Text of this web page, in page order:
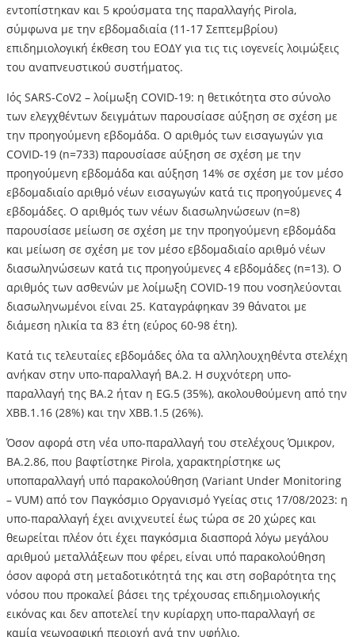
εντοπίστηκαν και 5 κρούσματα της παραλλαγής Pirola,
σύμφωνα με την εβδομαδιαία (11-17 Σεπτεμβρίου)
επιδημιολογική έκθεση του ΕΟΔΥ για τις τις ιογενείς λοιμώξεις
του αναπνευστικού συστήματος.
Ιός SARS-CoV2 – λοίμωξη COVID-19: η θετικότητα στο σύνολο
των ελεγχθέντων δειγμάτων παρουσίασε αύξηση σε σχέση με
την προηγούμενη εβδομάδα. Ο αριθμός των εισαγωγών για
COVID-19 (n=733) παρουσίασε αύξηση σε σχέση με την
προηγούμενη εβδομάδα και αύξηση 14% σε σχέση με τον μέσο
εβδομαδιαίο αριθμό νέων εισαγωγών κατά τις προηγούμενες 4
εβδομάδες. Ο αριθμός των νέων διασωληνώσεων (n=8)
παρουσίασε μείωση σε σχέση με την προηγούμενη εβδομάδα
και μείωση σε σχέση με τον μέσο εβδομαδιαίο αριθμό νέων
διασωληνώσεων κατά τις προηγούμενες 4 εβδομάδες (n=13). Ο
αριθμός των ασθενών με λοίμωξη COVID-19 που νοσηλεύονται
διασωληνωμένοι είναι 25. Καταγράφηκαν 39 θάνατοι με
διάμεση ηλικία τα 83 έτη (εύρος 60-98 έτη).
Κατά τις τελευταίες εβδομάδες όλα τα αλληλουχηθέντα στελέχη
ανήκαν στην υπο-παραλλαγή ΒΑ.2. Η συχνότερη υπο-
παραλλαγή της ΒΑ.2 ήταν η EG.5 (35%), ακολουθούμενη από την
XBB.1.16 (28%) και την ΧΒΒ.1.5 (26%).
Όσον αφορά στη νέα υπο-παραλλαγή του στελέχους Όμικρον,
ΒΑ.2.86, που βαφτίστηκε Pirola, χαρακτηρίστηκε ως
υποπαραλλαγή υπό παρακολούθηση (Variant Under Monitoring
– VUM) από τον Παγκόσμιο Οργανισμό Υγείας στις 17/08/2023: η
υπο-παραλλαγή έχει ανιχνευτεί έως τώρα σε 20 χώρες και
θεωρείται πλέον ότι έχει παγκόσμια διασπορά λόγω μεγάλου
αριθμού μεταλλάξεων που φέρει, είναι υπό παρακολούθηση
όσον αφορά στη μεταδοτικότητά της και στη σοβαρότητα της
νόσου που προκαλεί βάσει της τρέχουσας επιδημιολογικής
εικόνας και δεν αποτελεί την κυρίαρχη υπο-παραλλαγή σε
καμία γεωγραφική περιοχή ανά την υφήλιο.